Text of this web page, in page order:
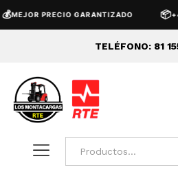
PRECIO GARANTIZADO
TELÉFONO: 81